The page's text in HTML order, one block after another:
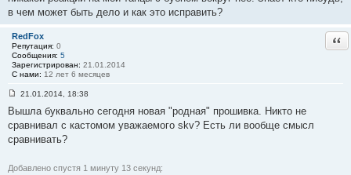
в чем может быть дело и как это исправить?
RedFox
Репутация: 0
Сообщения: 5
Зарегистрирован: 21.01.2014
С нами: 12 лет 6 месяцев
о
б
щ
и
21.01.2014, 18:38
Вышла буквально сегодня новая "родная" прошивка. Никто не
сравнивал с кастомом уважаемого skv? Есть ли вообще смысл
сравнивать?
Добавлено спустя 1 минуту 13 секунд: